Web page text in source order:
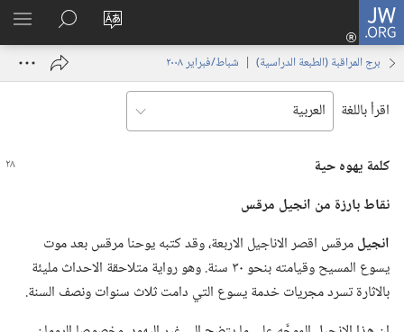
JW.ORG
تغيير
الموقع
تسجيل
الدخول
نافذة
البحث
في
JW.‎ORG
برج المراقبة (‏الطبعة الدراسية)‏ | ‏‎شباط/فبراير‏ ‏‎٢٠٠٨‏
اقرأ باللغة
كلمة يهوه حية
نقاط بارزة من انجيل مرقس
انجيلمرقس اقصر الاناجيل الاربعة،‏ وقد كتبه يوحنا مرقس بعد موت
يسوع المسيح وقيامته بنحو ٣٠ سنة.‏ وهو رواية متلاحقة الاحداث مليئة
بالاثارة تسرد مجريات خدمة يسوع التي دامت ثلاث سنوات ونصف السنة.‏